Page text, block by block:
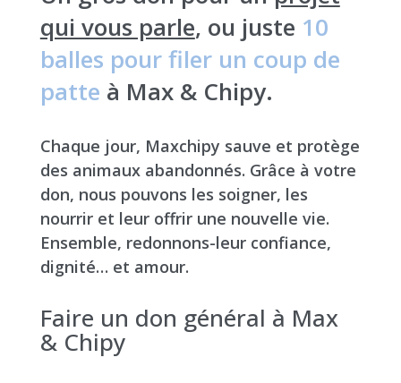
qui vous parle, ou juste 10
balles pour filer un coup de
patte à Max & Chipy.
Chaque jour, Maxchipy sauve et protège
des animaux abandonnés. Grâce à votre
don, nous pouvons les soigner, les
nourrir et leur offrir une nouvelle vie.
Ensemble, redonnons-leur confiance,
dignité… et amour.
Faire un don général à Max
& Chipy